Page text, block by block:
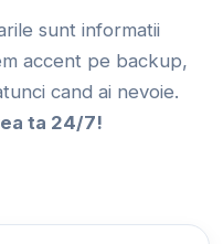
sunt informatii
accent pe backup,
cand ai nevoie.
ta 24/7!